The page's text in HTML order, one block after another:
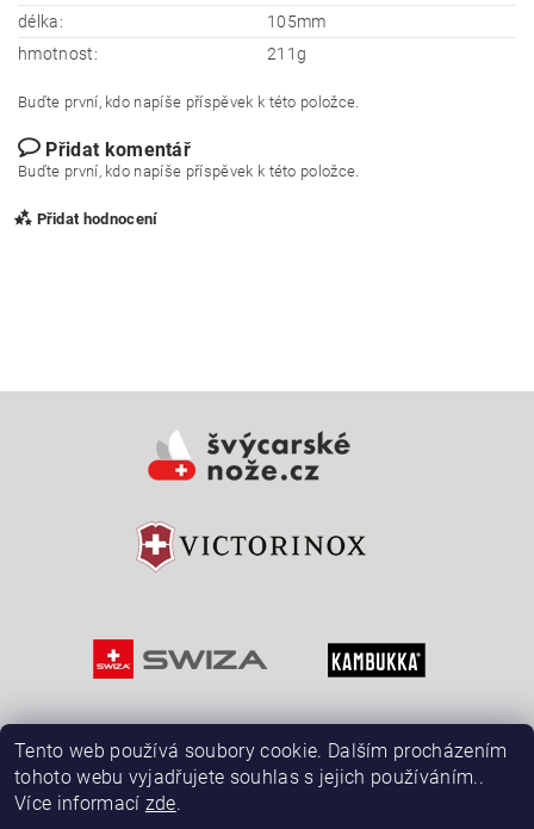
délka:
105mm
hmotnost:
211g
Buďte první, kdo napíše příspěvek k této položce.
Přidat komentář
Buďte první, kdo napíše příspěvek k této položce.
Přidat hodnocení
Tento web používá soubory cookie. Dalším procházením
tohoto webu vyjadřujete souhlas s jejich používáním..
Více informací zde.